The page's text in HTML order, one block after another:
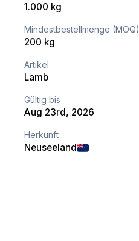
1.000 kg
Mindestbestellmenge (MOQ)
200 kg
Artikel
Lamb
Gültig bis
Aug 23rd, 2026
Herkunft
Neuseeland